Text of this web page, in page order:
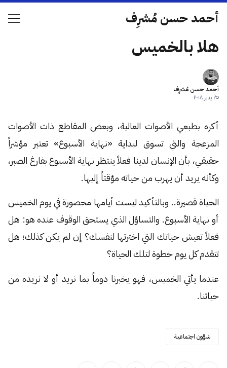
أحمد حسن مُشرِف
هلا بالخميس
أحمد حسن مُشرِف
٢٥ يناير ٢٠١٨
أكره بطبعي الأصوات العالية، وبعض المقاطع ذات الأصوات
المزعجة والتي تسوق لبداية «نهاية الأسبوع» تعتبر مؤشراً
حقيقي، بأن الإنسان لدينا فعلاً ينتظر نهاية الأسبوع بفارغ الصبر،
وكأنه يريد أن يهرب من حياته مؤقتاً إليها.
الحياة قصيرة.. وبالتأكيد ليست أيامها محصورة في يوم الخميس
أو نهاية الأسبوع. والتساؤل الذي يستحق الوقوف عنده هو: هل
فعلاً تعيش حياتك التي اخترتها لنفسك؟ إن لم يكن كذلك؛ هل
تتقدم كل يوم خطوة لتلك الحياة؟
عندما يأتي الخميس، فهو يخبرنا دوماً بما نريد أو لا نريده من
حياتنا.
شؤون اجتماعية